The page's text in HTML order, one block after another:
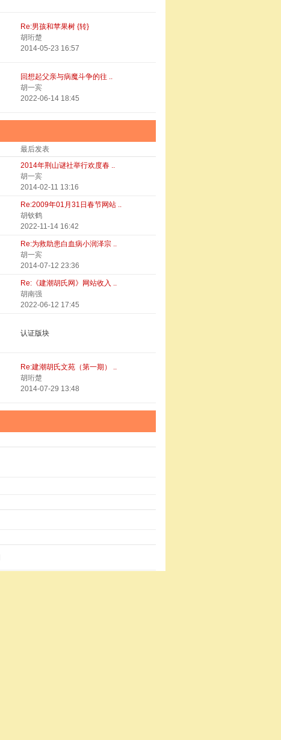
Re:男孩和苹果树 {转}
胡珩楚
2014-05-23 16:57
回想起父亲与病魔斗争的往 ..
胡一宾
2022-06-14 18:45
最后发表
2014年荆山谜社举行欢度春 ..
胡一宾
2014-02-11 13:16
Re:2009年01月31日春节网站 ..
胡钦鹤
2022-11-14 16:42
Re:为救助患白血病小润泽宗 ..
胡一宾
2014-07-12 23:36
Re:《建潮胡氏网》网站收入 ..
胡南强
2022-06-12 17:45
认证版块
Re:建潮胡氏文苑（第一期） ..
胡珩楚
2014-07-29 13:48